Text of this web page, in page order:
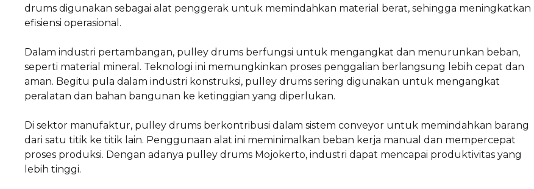
drums digunakan sebagai alat penggerak untuk memindahkan material berat, sehingga meningkatkan
efisiensi operasional.
Dalam industri pertambangan, pulley drums berfungsi untuk mengangkat dan menurunkan beban,
seperti material mineral. Teknologi ini memungkinkan proses penggalian berlangsung lebih cepat dan
aman. Begitu pula dalam industri konstruksi, pulley drums sering digunakan untuk mengangkat
peralatan dan bahan bangunan ke ketinggian yang diperlukan.
Di sektor manufaktur, pulley drums berkontribusi dalam sistem conveyor untuk memindahkan barang
dari satu titik ke titik lain. Penggunaan alat ini meminimalkan beban kerja manual dan mempercepat
proses produksi. Dengan adanya pulley drums Mojokerto, industri dapat mencapai produktivitas yang
lebih tinggi.